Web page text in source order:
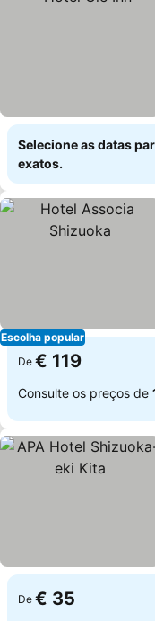
Selecione as datas
exatos.
Escolha popular
De € 119
Consulte os preços de
De € 35